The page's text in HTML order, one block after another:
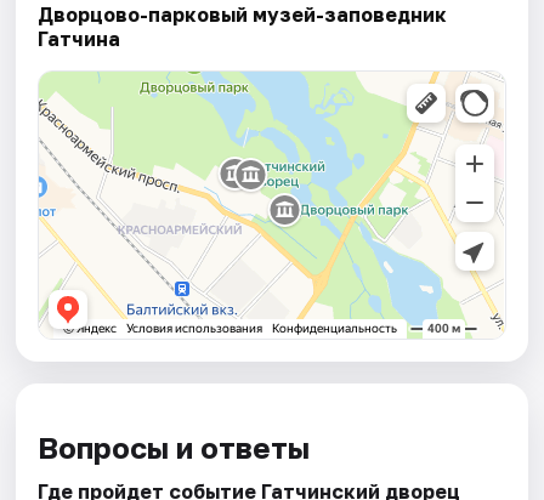
Дворцово-парковый музей-заповедник
Гатчина
Вопросы и ответы
Где пройдет событие Гатчинский дворец